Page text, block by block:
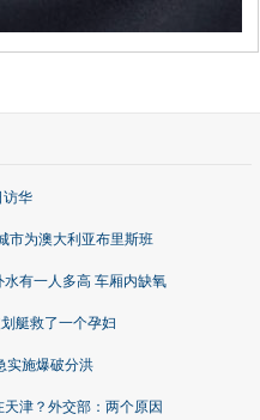
访华
市为澳大利亚布里斯班
有一人多高 车厢内缺氧
艇救了一个孕妇
实施爆破分洪
津？外交部：两个原因